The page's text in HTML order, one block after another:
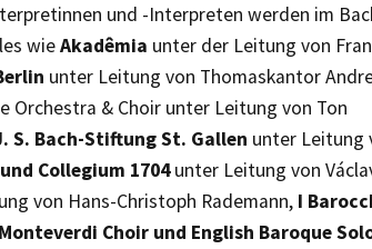
und -Interpreten werden im
wieAkadêmia unter der Leitung von
unter Leitung von Thomaskantor
Orchestra & Choir unter Leitung von Ton
S. Bach-Stiftung St. Gallen unter Leitung
Collegium 1704unter Leitung von
von Hans-Christoph Rademann, I
Monteverdi Choir und English Baroque